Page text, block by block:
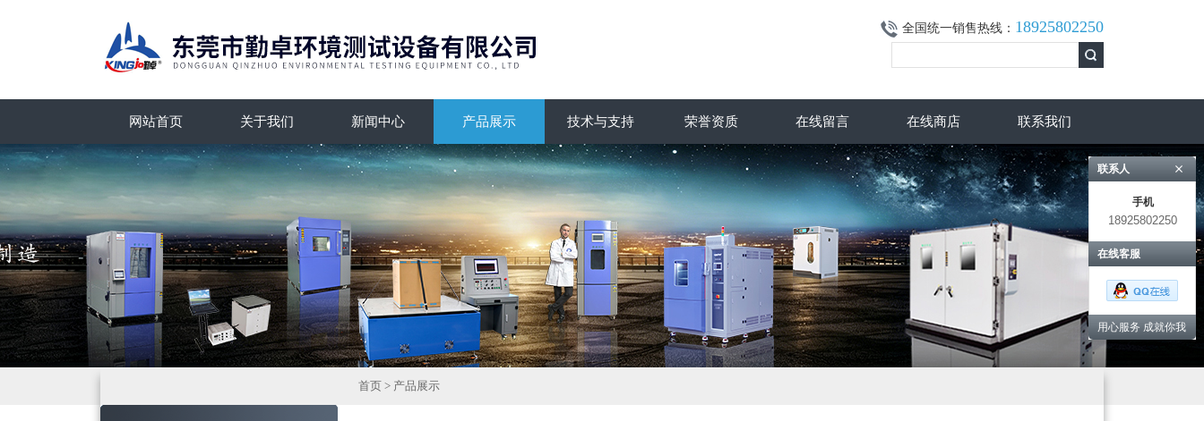
全国统一销售热线： 18925802250
网站首页 关于我们 新闻中心 产品展示 技术与支持 荣誉资质 在线留言 在线商店 联系我们
首页 > 产品展示
联系人
手机
18925802250
在线客服
用心服务 成就你我